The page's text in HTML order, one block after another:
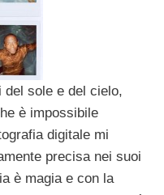
sole e del cielo,
è impossibile
digitale mi
precisa nei suoi
è magia e con la